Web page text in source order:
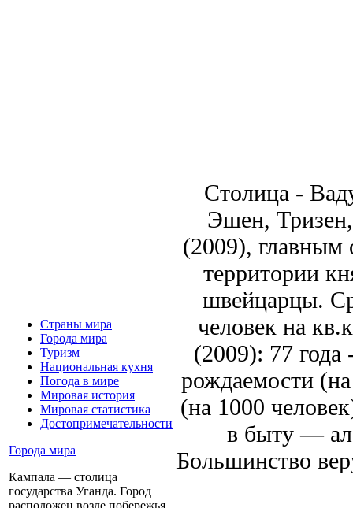
Страны мира
Города мира
Туризм
Национальная кухня
Погода в мире
Мировая история
Мировая статистика
Достопримечательности
Города мира
Кампала — столица
государства Уганда. Город
расположен возле побережья
Столица -
Эшен, Тризен,
(2009),
территории
швейцарцы.
человек на
(2009): 77
рождаемости
(на 1000
в быту —
Большинство